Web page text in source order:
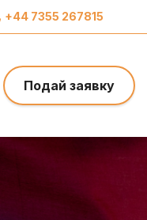
x
вам спам.
інформацією,
вами щодо вашої
+44 7355 267815
Подай заявку